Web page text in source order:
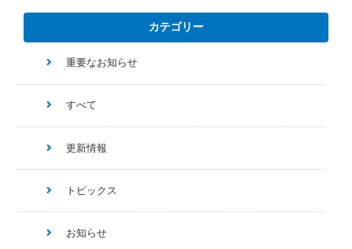
カテゴリー
重要なお知らせ
すべて
更新情報
トピックス
お知らせ